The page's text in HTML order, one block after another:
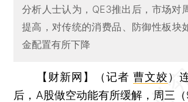
分析人士认为，QE3推出后，市场对
提高，对传统的消费品、防御性板块
金配置有所下降
【财新网】（记者 曹文姣）
后，A股做空动能有所缓解，周三